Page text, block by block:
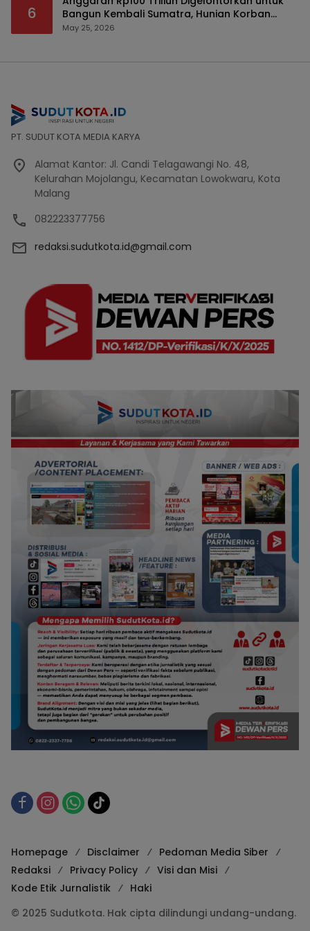
6
Bangun Kembali Sumatra, Hunian Korban
Bencana Bakal Difokuskan
May 25, 2026
PT. SUDUT KOTA MEDIA KARYA
Alamat Kantor: Jl. Candi Telagawangi No. 48,
Kelurahan Mojolangu, Kecamatan Lowokwaru, Kota
Malang
082223377756
redaksi.sudutkota.id@gmail.com
Homepage Disclaimer
Pedoman Media Siber
Redaksi
Privacy Policy
Visi dan Misi
Kode Etik Jurnalistik
Haki
© 2025 Sudutkota. Hak cipta dilindungi undang-undang.